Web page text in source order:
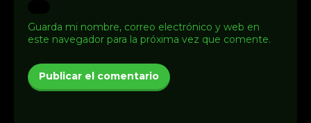
Guarda mi nombre, correo electrónico y web en
este navegador para la próxima vez que comente.